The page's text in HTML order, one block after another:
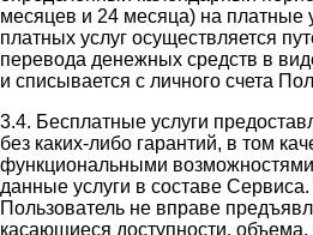
месяцев и 24 месяца) на платные
платных услуг осуществляется
перевода денежных средств в
и списывается с личного счета
3.4. Бесплатные услуги
без каких-либо гарантий, в том
функциональными
данные услуги в составе Сервиса.
Пользователь не вправе
касающиеся доступности, объема,